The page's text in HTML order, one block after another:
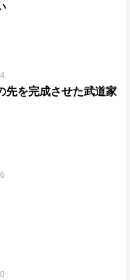
先を完成させた武道家